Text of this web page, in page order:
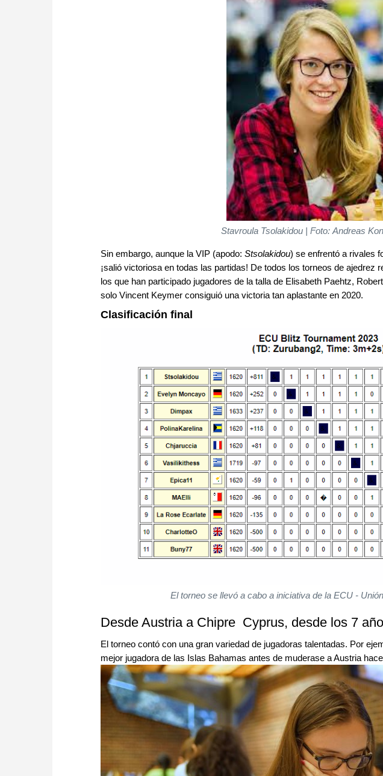
Stavroula Tsolakidou | Foto: Andreas
Sin embargo, aunque la VIP (apodo: Stsolakidou) se enfrentó a rivales
¡salió victoriosa en todas las partidas! De todos los torneos de ajedrez
los que han participado jugadores de la talla de Elisabeth Paehtz,
solo Vincent Keymer consiguió una victoria tan aplastante en 2020.
Clasificación final
El torneo se llevó a cabo a iniciativa de la ECU -
Desde Austria a Chipre Cyprus, desde los 7
El torneo contó con una gran variedad de jugadoras talentadas. Por
mejor jugadora de las Islas Bahamas antes de muderase a Austria